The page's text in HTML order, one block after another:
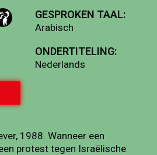
GESPROKEN TAAL:
Arabisch
ONDERTITELING:
Nederlands
1988. Wanneer een
protest tegen Israëlische